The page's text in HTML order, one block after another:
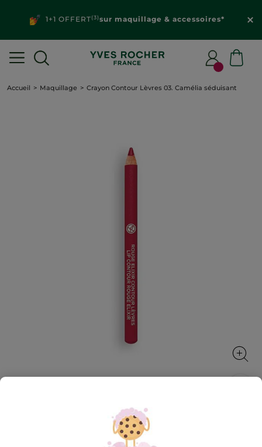
1+1 OFFERT(3)sur maquillage & accessoires*
Accueil Maquillage Crayon Contour Lèvres 03. Camélia séduisant
Crayon Contour Lèvres 03. Camélia
séduisant